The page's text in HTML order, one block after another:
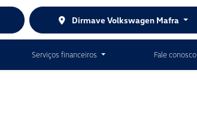
Dirmave Volkswagen Mafra
Serviços financeiros Fale conosco